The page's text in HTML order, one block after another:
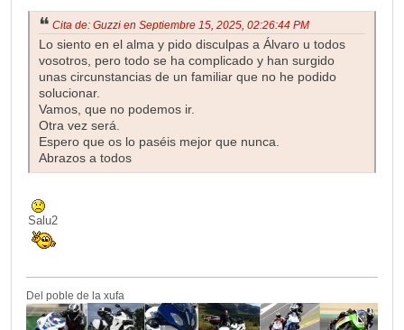
Cita de: Guzzi en Septiembre 15, 2025, 02:26:44 PM
Lo siento en el alma y pido disculpas a Álvaro u todos
vosotros, pero todo se ha complicado y han surgido
unas circunstancias de un familiar que no he podido
solucionar.
Vamos, que no podemos ir.
Otra vez será.
Espero que os lo paséis mejor que nunca.
Abrazos a todos
Salu2
Del poble de la xufa